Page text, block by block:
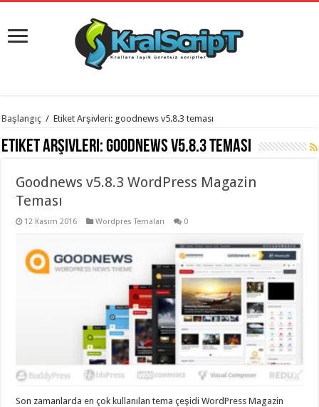
istanbul
evden
eve
organizasyon,
gaziantep
evden
taşımacılık,
taşımacılık,
gaziantep
taşımacılık ,
evden
Başlangıç / Etiket Arşivleri: goodnews v5.8.3 teması
Etiket Arşivleri:goodnews v5.8.3 teması
Goodnews v5.8.3 WordPress Magazin
Teması
12 Kasım 2016 Wordpres Temaları 0
Son zamanlarda en çok kullanılan tema çeşidi WordPress Magazin